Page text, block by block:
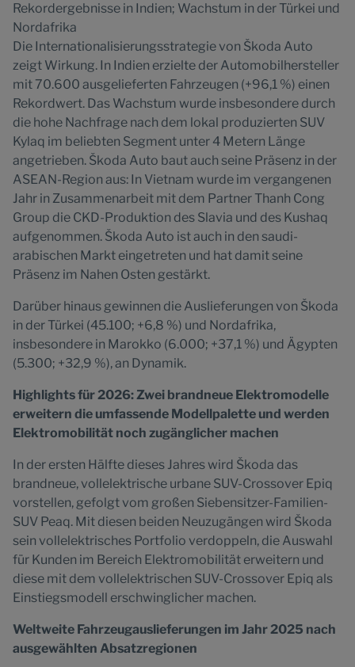
Rekordergebnisse in Indien; Wachstum in der Türkei und
Nordafrika
Die Internationalisierungsstrategie von Škoda Auto
zeigt Wirkung. In Indien erzielte der Automobilhersteller
mit 70.600 ausgelieferten Fahrzeugen (+96,1 %) einen
Rekordwert. Das Wachstum wurde insbesondere durch
die hohe Nachfrage nach dem lokal produzierten SUV
Kylaq im beliebten Segment unter 4 Metern Länge
angetrieben. Škoda Auto baut auch seine Präsenz in der
ASEAN-Region aus: In Vietnam wurde im vergangenen
Jahr in Zusammenarbeit mit dem Partner Thanh Cong
Group die CKD-Produktion des Slavia und des Kushaq
aufgenommen. Škoda Auto ist auch in den saudi-
arabischen Markt eingetreten und hat damit seine
Präsenz im Nahen Osten gestärkt.
Darüber hinaus gewinnen die Auslieferungen von Škoda
in der Türkei (45.100; +6,8 %) und Nordafrika,
insbesondere in Marokko (6.000; +37,1 %) und Ägypten
(5.300; +32,9 %), an Dynamik.
Highlights für 2026: Zwei brandneue Elektromodelle
erweitern die umfassende Modellpalette und werden
Elektromobilität noch zugänglicher machen
In der ersten Hälfte dieses Jahres wird Škoda das
brandneue, vollelektrische urbane SUV-Crossover Epiq
vorstellen, gefolgt vom großen Siebensitzer-Familien-
SUV Peaq. Mit diesen beiden Neuzugängen wird Škoda
sein vollelektrisches Portfolio verdoppeln, die Auswahl
für Kunden im Bereich Elektromobilität erweitern und
diese mit dem vollelektrischen SUV-Crossover Epiq als
Einstiegsmodell erschwinglicher machen.
Weltweite Fahrzeugauslieferungen im Jahr 2025 nach
ausgewählten Absatzregionen